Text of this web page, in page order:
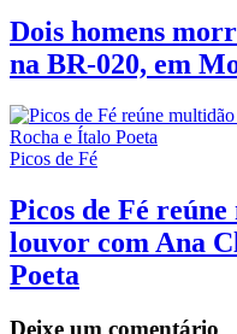
Dois homens
na BR-020, em
Picos de Fé
Picos de Fé
louvor com Ana
Poeta
Deixe um comentário